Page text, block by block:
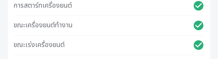
การสตาร์ทเครื่องยนต์
ขณะเครื่องยนต์ทำงาน
ขณะเร่งเครื่องยนต์